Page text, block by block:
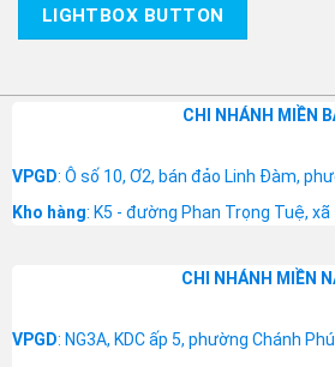
LIGHTBOX BUTTON
CHI NHÁNH MIỀN
VPGD: Ô số 10, Ơ2, bán đảo Linh Đàm,
Kho hàng: K5 - đường Phan Trọng Tuệ, xã
CHI NHÁNH MIỀN
VPGD: NG3A, KDC ấp 5, phường Chánh